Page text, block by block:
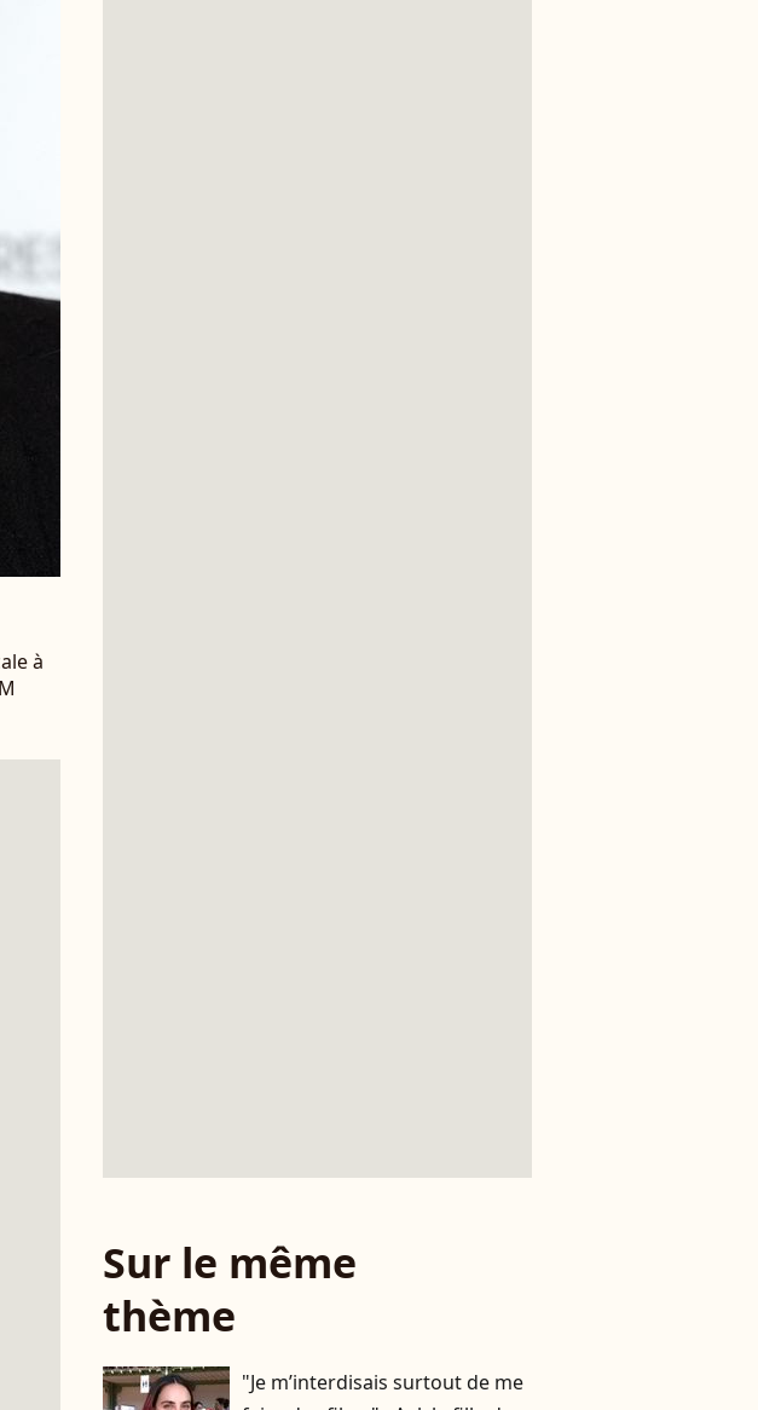
à
Sur le même
thème
"Je m’interdisais surtout de me